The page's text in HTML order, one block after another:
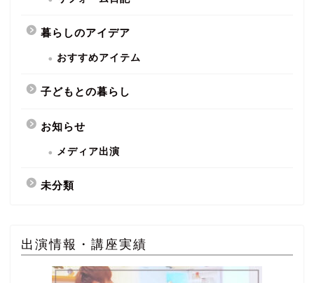
暮らしのアイデア
おすすめアイテム
子どもとの暮らし
お知らせ
メディア出演
未分類
出演情報・講座実績